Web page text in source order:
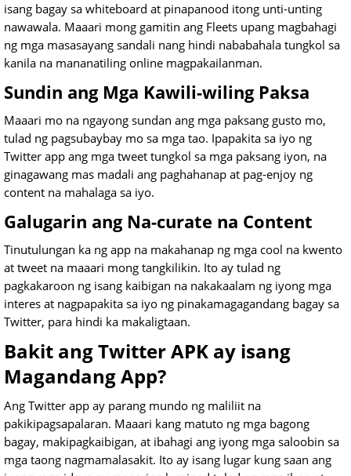
isang bagay sa whiteboard at pinapanood itong unti-unting
nawawala. Maaari mong gamitin ang Fleets upang magbahagi
ng mga masasayang sandali nang hindi nababahala tungkol sa
kanila na mananatiling online magpakailanman.
Sundin ang Mga Kawili-wiling Paksa
Maaari mo na ngayong sundan ang mga paksang gusto mo,
tulad ng pagsubaybay mo sa mga tao. Ipapakita sa iyo ng
Twitter app ang mga tweet tungkol sa mga paksang iyon, na
ginagawang mas madali ang paghahanap at pag-enjoy ng
content na mahalaga sa iyo.
Galugarin ang Na-curate na Content
Tinutulungan ka ng app na makahanap ng mga cool na kwento
at tweet na maaari mong tangkilikin. Ito ay tulad ng
pagkakaroon ng isang kaibigan na nakakaalam ng iyong mga
interes at nagpapakita sa iyo ng pinakamagagandang bagay sa
Twitter, para hindi ka makaligtaan.
Bakit ang Twitter APK ay isang
Magandang App?
Ang Twitter app ay parang mundo ng maliliit na
pakikipagsapalaran. Maaari kang matuto ng mga bagong
bagay, makipagkaibigan, at ibahagi ang iyong mga saloobin sa
mga taong nagmamalasakit. Ito ay isang lugar kung saan ang